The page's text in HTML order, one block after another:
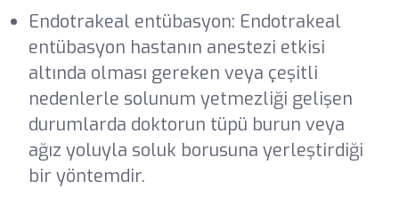
Endotrakeal entübasyon: Endotrakeal
entübasyon hastanın anestezi etkisi
altında olması gereken veya çeşitli
nedenlerle solunum yetmezliği gelişen
durumlarda doktorun tüpü burun veya
ağız yoluyla soluk borusuna yerleştirdiği
bir yöntemdir.